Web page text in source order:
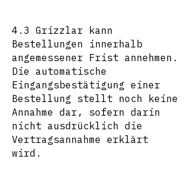
4.3 Grizzlar kann
Bestellungen innerhalb
angemessener Frist annehmen.
Die automatische
Eingangsbestätigung einer
Bestellung stellt noch keine
Annahme dar, sofern darin
nicht ausdrücklich die
Vertragsannahme erklärt
wird.